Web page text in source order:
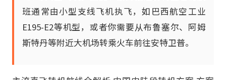
班通常由小型支线飞机执飞，如巴西航空工业
E195-E2等机型，或者你需要从布鲁塞尔、阿姆
斯特丹等附近大机场转乘火车前往安特卫普。